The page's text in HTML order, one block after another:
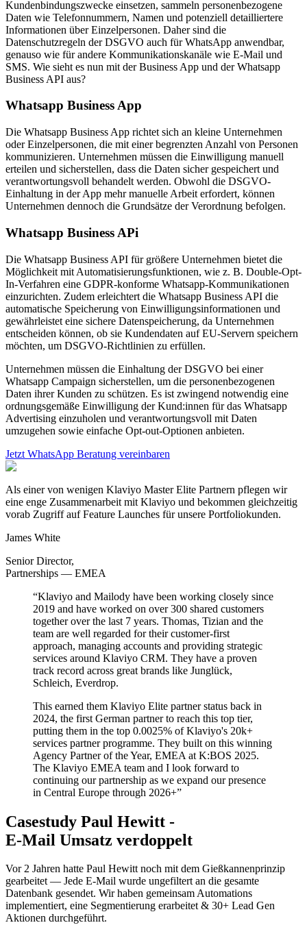
Kundenbindungszwecke einsetzen, sammeln personenbezogene
Daten wie Telefonnummern, Namen und potenziell detailliertere
Informationen über Einzelpersonen. Daher sind die
Datenschutzregeln der DSGVO auch für WhatsApp anwendbar,
genauso wie für andere Kommunikationskanäle wie E-Mail und
SMS. Wie sieht es nun mit der Business App und der Whatsapp
Business API aus?
Whatsapp Business App
Die Whatsapp Business App richtet sich an kleine Unternehmen
oder Einzelpersonen, die mit einer begrenzten Anzahl von Personen
kommunizieren. Unternehmen müssen die Einwilligung manuell
erteilen und sicherstellen, dass die Daten sicher gespeichert und
verantwortungsvoll behandelt werden. Obwohl die DSGVO-
Einhaltung in der App mehr manuelle Arbeit erfordert, können
Unternehmen dennoch die Grundsätze der Verordnung befolgen.
Whatsapp Business APi
Die Whatsapp Business API für größere Unternehmen bietet die
Möglichkeit mit Automatisierungsfunktionen, wie z. B. Double-Opt-
In-Verfahren eine GDPR-konforme Whatsapp-Kommunikationen
einzurichten. Zudem erleichtert die Whatsapp Business API die
automatische Speicherung von Einwilligungsinformationen und
gewährleistet eine sichere Datenspeicherung, da Unternehmen
entscheiden können, ob sie Kundendaten auf EU-Servern speichern
möchten, um DSGVO-Richtlinien zu erfüllen.
Unternehmen müssen die Einhaltung der DSGVO bei einer
Whatsapp Campaign sicherstellen, um die personenbezogenen
Daten ihrer Kunden zu schützen. Es ist zwingend notwendig eine
ordnungsgemäße Einwilligung der Kund:innen für das Whatsapp
Advertising einzuholen und verantwortungsvoll mit Daten
umzugehen sowie einfache Opt-out-Optionen anbieten.
Jetzt WhatsApp Beratung vereinbaren
Als einer von wenigen Klaviyo Master Elite Partnern pflegen wir
eine enge Zusammenarbeit mit Klaviyo und bekommen gleichzeitig
vorab Zugriff auf Feature Launches für unsere Portfoliokunden.
James White
Senior Director,
Partnerships — EMEA
“Klaviyo and Mailody have been working closely since
2019 and have worked on over 300 shared customers
together over the last 7 years. Thomas, Tizian and the
team are well regarded for their customer-first
approach, managing accounts and providing strategic
services around Klaviyo CRM. They have a proven
track record across great brands like Junglück,
Schleich, Everdrop.
This earned them Klaviyo Elite partner status back in
2024, the first German partner to reach this top tier,
putting them in the top 0.0025% of Klaviyo's 20k+
services partner programme. They built on this winning
Agency Partner of the Year, EMEA at K:BOS 2025.
The Klaviyo EMEA team and I look forward to
continuing our partnership as we expand our presence
in Central Europe through 2026+”
Casestudy Paul Hewitt -
E-Mail Umsatz verdoppelt
Vor 2 Jahren hatte Paul Hewitt noch mit dem Gießkannenprinzip
gearbeitet — Jede E-Mail wurde ungefiltert an die gesamte
Datenbank gesendet. Wir haben gemeinsam Automations
implementiert, eine Segmentierung erarbeitet & 30+ Lead Gen
Aktionen durchgeführt.